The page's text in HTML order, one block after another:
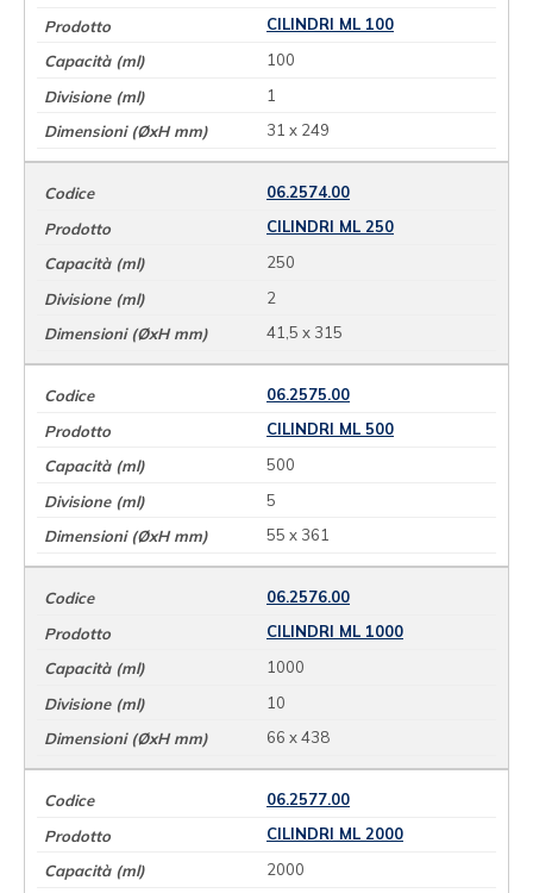
CILINDRI ML 100
100
1
31 x 249
06.2574.00
CILINDRI ML 250
250
2
41,5 x 315
06.2575.00
CILINDRI ML 500
500
5
55 x 361
06.2576.00
CILINDRI ML 1000
1000
10
66 x 438
06.2577.00
CILINDRI ML 2000
2000